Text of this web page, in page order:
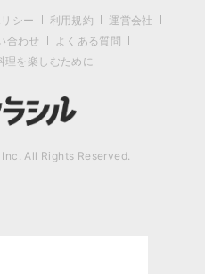
シー 利用規約
運営会社
合わせ
よくある質問
理を楽しむために
All Rights Reserved.